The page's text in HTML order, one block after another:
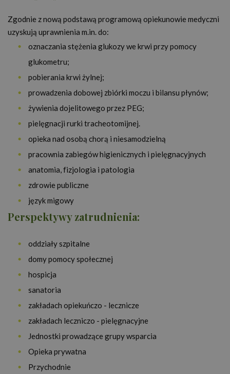
Zgodnie z nową podstawą programową opiekunowie medyczni
uzyskują uprawnienia m.in. do:
oznaczania stężenia glukozy we krwi przy pomocy
glukometru;
pobierania krwi żylnej;
prowadzenia dobowej zbiórki moczu i bilansu płynów;
żywienia dojelitowego przez PEG;
pielęgnacji rurki tracheotomijnej.
opieka nad osobą chorą i niesamodzielną
pracownia zabiegów higienicznych i pielęgnacyjnych
anatomia, fizjologia i patologia
zdrowie publiczne
język migowy
Perspektywy zatrudnienia:
oddziały szpitalne
domy pomocy społecznej
hospicja
sanatoria
zakładach opiekuńczo - lecznicze
zakładach leczniczo - pielęgnacyjne
Jednostki prowadzące grupy wsparcia
Opieka prywatna
Przychodnie